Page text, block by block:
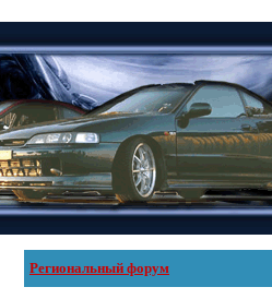
Региональный форум